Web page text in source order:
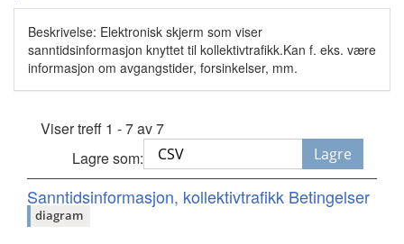
Beskrivelse: Elektronisk skjerm som viser
sanntidsinformasjon knyttet til kollektivtrafikk.Kan f. eks. være
informasjon om avgangstider, forsinkelser, mm.
Viser treff 1 - 7 av 7
Lagre som:
Lagre
Sanntidsinformasjon, kollektivtrafikk Betingelser
diagram